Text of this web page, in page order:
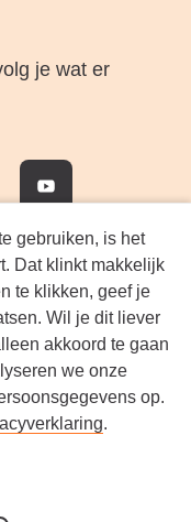
gebruiken, is het
Dat klinkt makkelijk
te klikken, geef je
Wil je dit liever
akkoord te gaan
we onze
op.
.
je wat er
YouTube